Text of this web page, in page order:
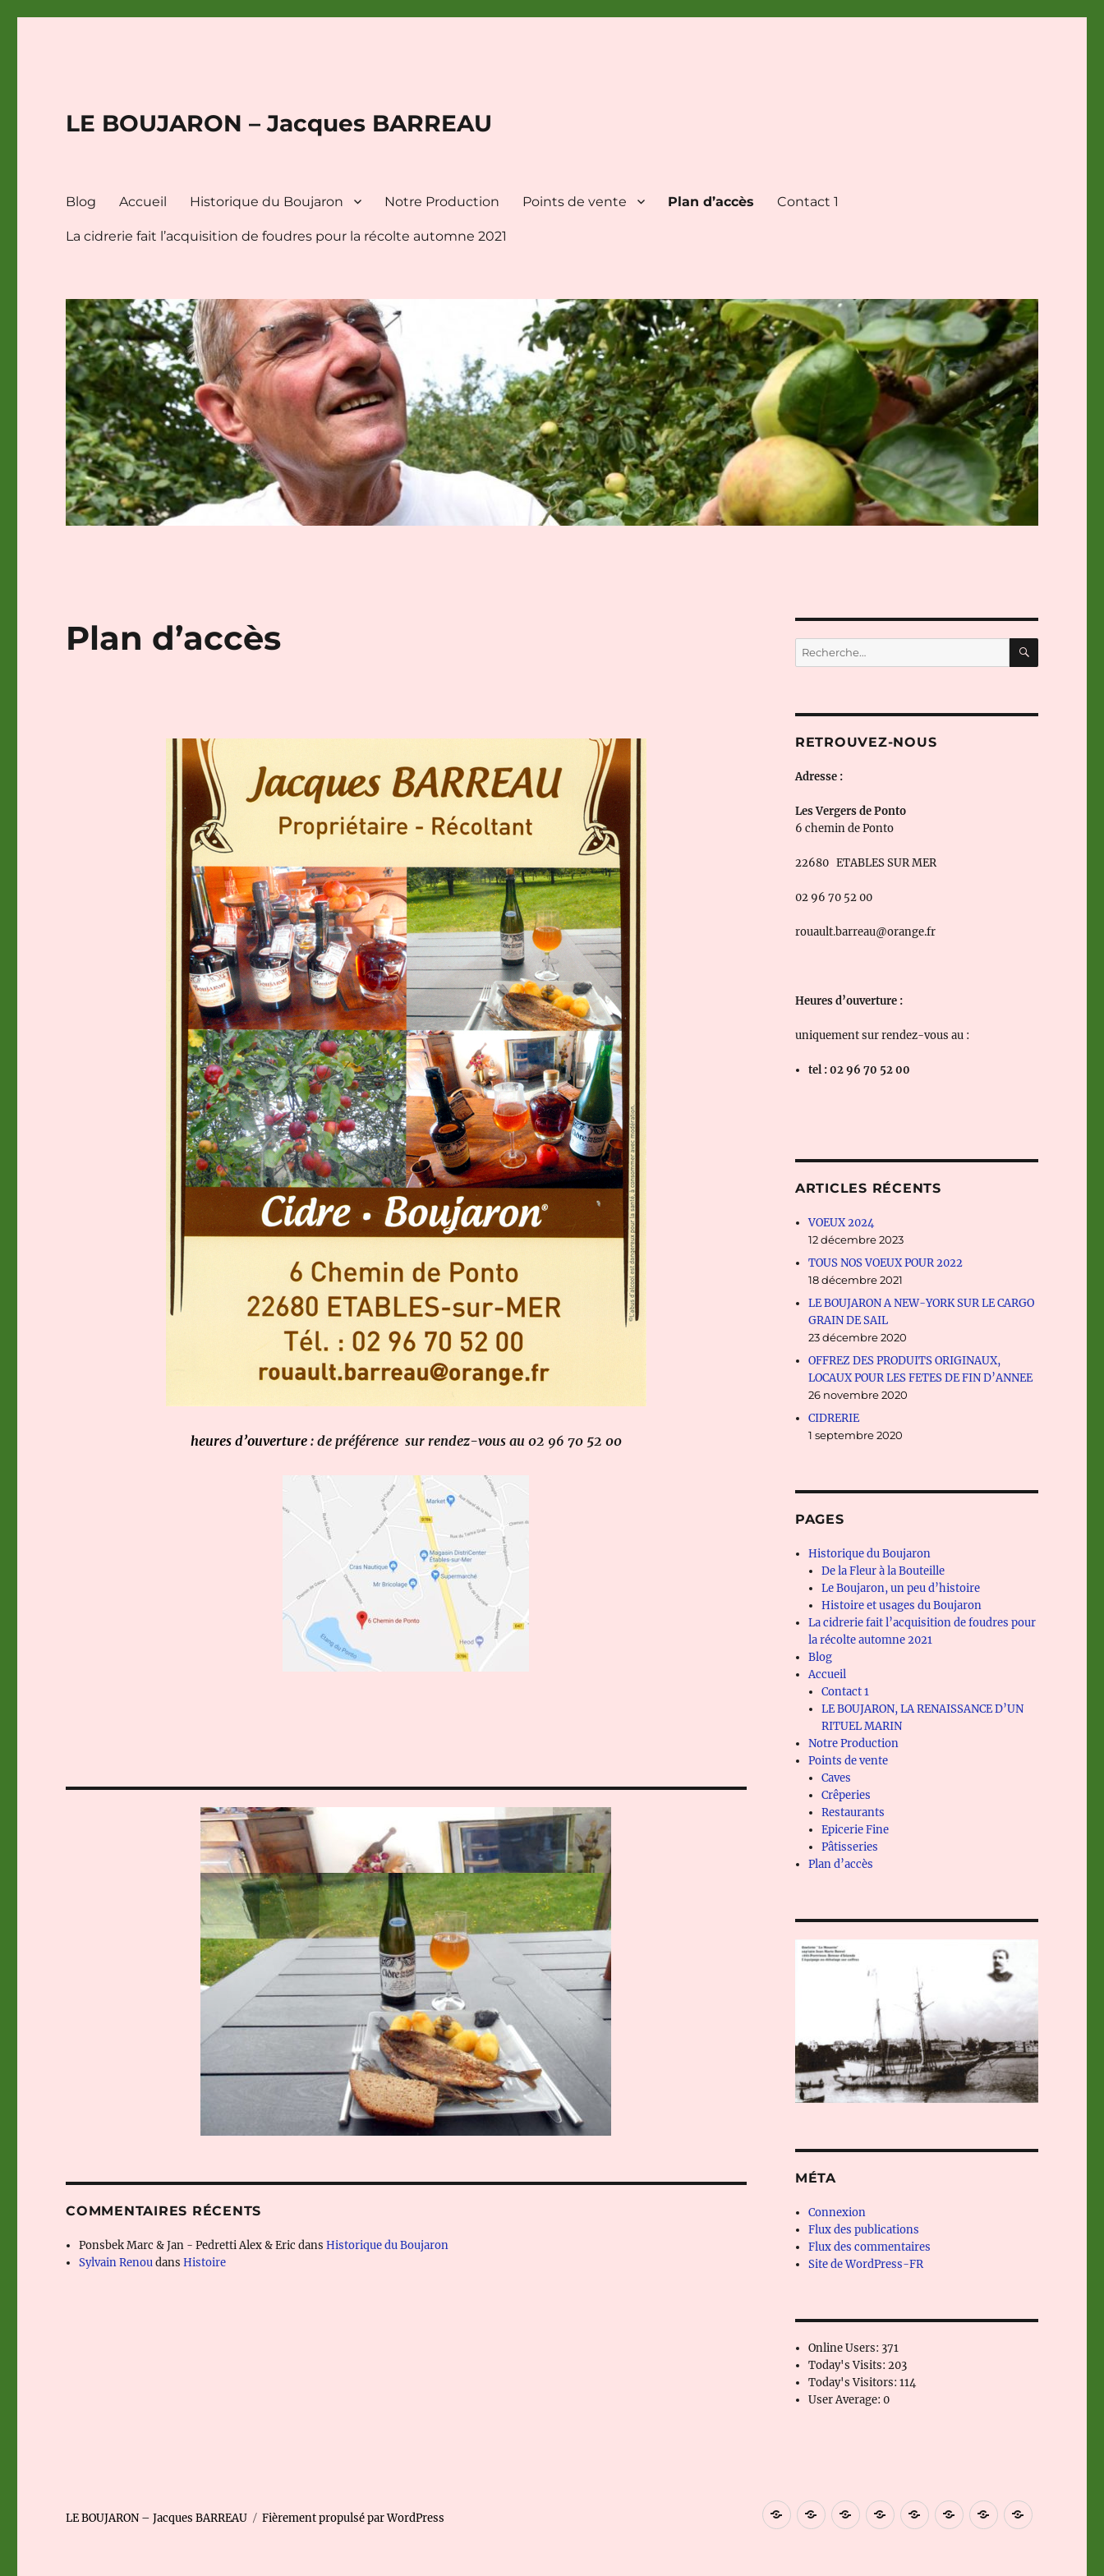
LE BOUJARON – Jacques BARREAU
Blog Accueil Historique du Boujaron Notre Production Points de vente Plan d’accès Contact 1
La cidrerie fait l’acquisition de foudres pour la récolte automne 2021
Plan d’accès
heures d’ouverture: de préférence sur rendez-vous au 02 96 70 52 00
COMMENTAIRES RÉCENTS
Ponsbek Marc & Jan - Pedretti Alex & Eric dansHistorique du Boujaron
Sylvain RenoudansHistoire
Recherche
pour :
RETROUVEZ-NOUS
Adresse :
Les Vergers de Ponto
6 chemin de Ponto
22680 ETABLES SUR MER
02 96 70 52 00
rouault.barreau@orange.fr
Heures d’ouverture :
uniquement sur rendez-vous au :
tel : 02 96 70 52 00
ARTICLES RÉCENTS
VOEUX 2024
12 décembre 2023
TOUS NOS VOEUX POUR 2022
18 décembre 2021
LE BOUJARON A NEW-YORK SUR LE CARGO
GRAIN DE SAIL
23 décembre 2020
OFFREZ DES PRODUITS ORIGINAUX,
LOCAUX POUR LES FETES DE FIN D’ANNEE
26 novembre 2020
CIDRERIE
1 septembre 2020
PAGES
Historique du Boujaron
De la Fleur à la Bouteille
Le Boujaron, un peu d’histoire
Histoire et usages du Boujaron
La cidrerie fait l’acquisition de foudres pour
la récolte automne 2021
Blog
Accueil
Contact 1
LE BOUJARON, LA RENAISSANCE D’UN
RITUEL MARIN
Notre Production
Points de vente
Caves
Crêperies
Restaurants
Epicerie Fine
Pâtisseries
Plan d’accès
MÉTA
Connexion
Flux des publications
Flux des commentaires
Site de WordPress-FR
Online Users: 371
Today's Visits:203
Today's Visitors:114
User Average:0
Blog AccueilHistorique
NotrePointsPlan Contact
La
LE BOUJARON – Jacques BARREAU Fièrement propulsé par WordPress